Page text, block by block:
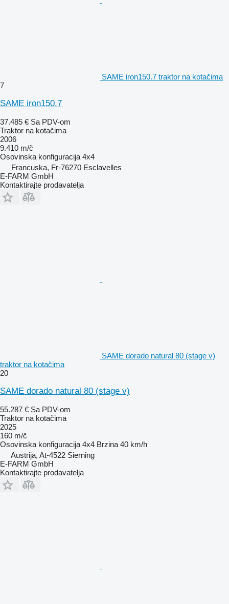
SAME iron150.7 traktor na kotačima
7
SAME iron150.7
37.485 € Sa PDV-om
Traktor na kotačima
2006
9.410 m/č
Osovinska konfiguracija 4x4
Francuska, Fr-76270 Esclavelles
E-FARM GmbH
Kontaktirajte prodavatelja
SAME dorado natural 80 (stage v)
traktor na kotačima
20
SAME dorado natural 80 (stage v)
55.287 € Sa PDV-om
Traktor na kotačima
2025
160 m/č
Osovinska konfiguracija 4x4 Brzina 40 km/h
Austrija, At-4522 Sierning
E-FARM GmbH
Kontaktirajte prodavatelja